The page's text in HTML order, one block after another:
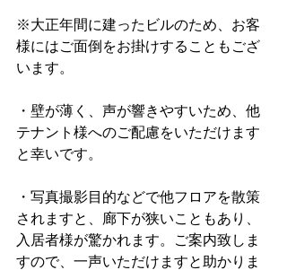
※大正年間に建ったビルのため、お客
様にはご面倒をお掛けすることもござ
います。
・壁が薄く、声が響きやすいため、他
テナント様へのご配慮をいただけます
と幸いです。
・写真撮影目的などで他フロアを散策
されますと、廊下が狭いこともあり、
入居者様が驚かれます。ご案内致しま
すので、一声いただけますと助かりま